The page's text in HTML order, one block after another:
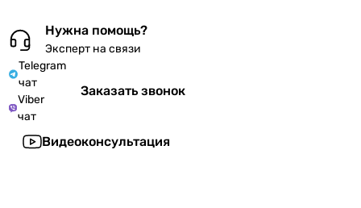
Нужна помощь?
Эксперт на связи
Telegram
чат
Viber
чат
Заказать звонок
Видеоконсультация